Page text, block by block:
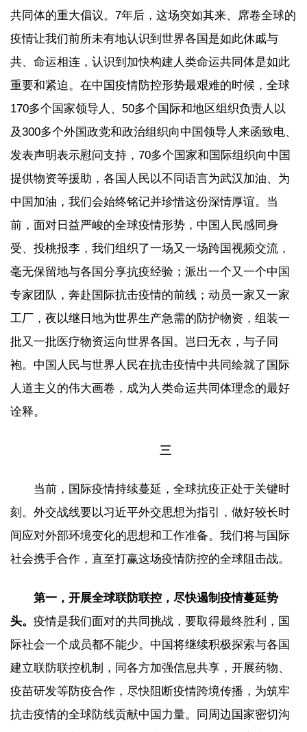
共同体的重大倡议。7年后，这场突如其来、席卷全球的
疫情让我们前所未有地认识到世界各国是如此休戚与
共、命运相连，认识到加快构建人类命运共同体是如此
重要和紧迫。在中国疫情防控形势最艰难的时候，全球
170多个国家领导人、50多个国际和地区组织负责人以
及300多个外国政党和政治组织向中国领导人来函致电、
发表声明表示慰问支持，70多个国家和国际组织向中国
提供物资等援助，各国人民以不同语言为武汉加油、为
中国加油，我们会始终铭记并珍惜这份深情厚谊。当
前，面对日益严峻的全球疫情形势，中国人民感同身
受、投桃报李，我们组织了一场又一场跨国视频交流，
毫无保留地与各国分享抗疫经验；派出一个又一个中国
专家团队，奔赴国际抗击疫情的前线；动员一家又一家
工厂，夜以继日地为世界生产急需的防护物资，组装一
批又一批医疗物资运向世界各国。岂曰无衣，与子同
袍。中国人民与世界人民在抗击疫情中共同绘就了国际
人道主义的伟大画卷，成为人类命运共同体理念的最好
诠释。
三
当前，国际疫情持续蔓延，全球抗疫正处于关键时
刻。外交战线要以习近平外交思想为指引，做好较长时
间应对外部环境变化的思想和工作准备。我们将与国际
社会携手合作，直至打赢这场疫情防控的全球阻击战。
第一，开展全球联防联控，尽快遏制疫情蔓延势
头。 疫情是我们面对的共同挑战，要取得最终胜利，国
际社会一个成员都不能少。中国将继续积极探索与各国
建立联防联控机制，同各方加强信息共享，开展药物、
疫苗研发等防疫合作，尽快阻断疫情跨境传播，为筑牢
抗击疫情的全球防线贡献中国力量。同周边国家密切沟